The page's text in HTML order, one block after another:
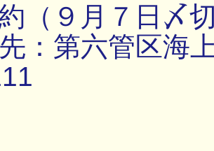
（９月７日〆
：第六管区海